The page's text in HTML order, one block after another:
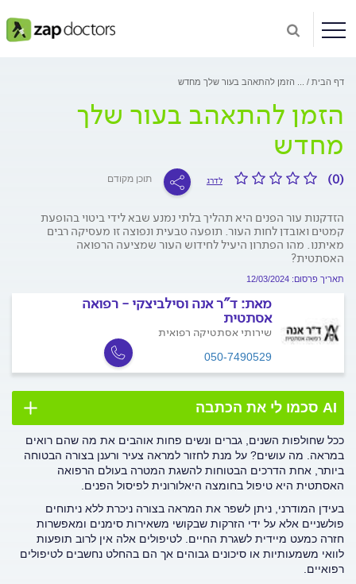
דף הבית הזמן להתאהב בעור שלך מחדש
הזמן להתאהב בעור שלך
מחדש
(0) לדרג תוכן מקודם
הזדקנות עור הפנים היא תהליך בלתי נמנע שבא לידי ביטוי בהופעת
קמטים ואובדן לחות העור. תופעה טבעית ונפוצה זו מעסיקה רבים
מאיתנו. מהו הפתרון היעיל לחידוש העור שמציעה הרפואה
האסתטית?
תאריך פרסום: 12/03/2024
מאת: ד"ר אנה וסילביצקי - רפואה
אסתטית
שירותי אסתטיקה רפואית
050-7490529
AI סכמו לי את הכתבה
ככל שחולפות השנים, גברים ונשים פחות אוהבים את מה שהם רואים
במראה. מה עושים? על מנת לחזור למראה צעיר ורענן בצורה הבטוחה
ביותר, אחת הדרכים הבטוחות להשגת המטרה בעולם הרפואה
האסתטית היא טיפול בחומצה היאלורונית לפיסול הפנים.
בעידן המודרני, ניתן לשפר את המראה בצורה ניכרת ללא ניתוחים
פולשניים אלא על ידי הזרקות שבקושי משאירות סימנים ומאפשרות
חזרה כמעט מיידית לשגרת החיים. לטיפולים אלה אין לרוב תופעות
לוואי משמעותיות או סיכונים גבוהים אך הם בהחלט נחשבים לטיפולים
רפואיים.